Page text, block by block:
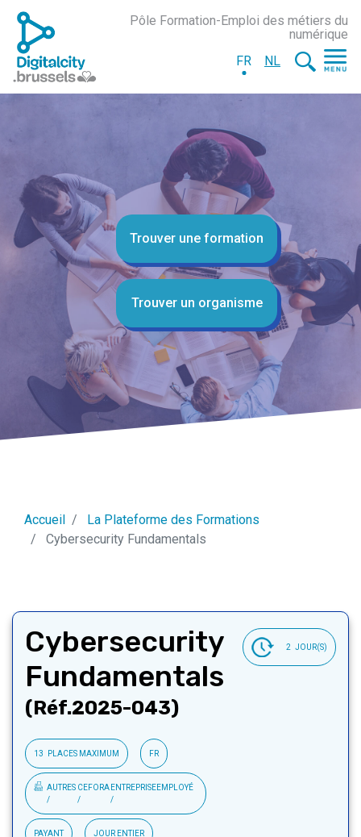
Pôle Formation-Emploi des métiers du
numérique
FR
NL
Trouver une formation
Trouver un organisme
Accueil
La Plateforme des Formations
Cybersecurity Fundamentals
Cybersecurity
Fundamentals
(Réf.2025-043)
2 JOUR(S)
13 PLACES MAXIMUM FR
AUTRES CEFORA ENTREPRISEEMPLOYÉ
PAYANT JOUR ENTIER